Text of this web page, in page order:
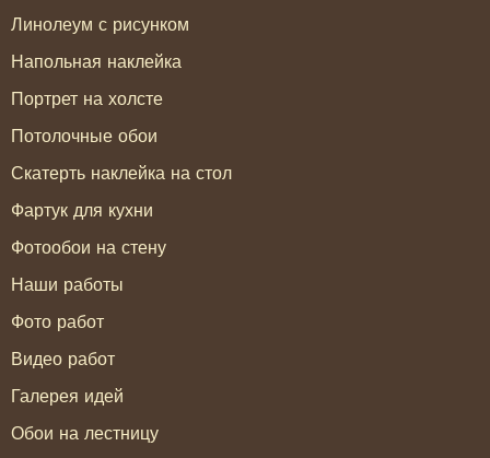
Линолеум с рисунком
Напольная наклейка
Портрет на холсте
Потолочные обои
Скатерть наклейка на стол
Фартук для кухни
Фотообои на стену
Наши работы
Фото работ
Видео работ
Галерея идей
Обои на лестницу